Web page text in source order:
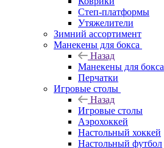
Степ-платформы
Утяжелители
Зимний ассортимент
Манекены для бокса
Назад
Манекены для бокса
Перчатки
Игровые столы
Назад
Игровые столы
Аэрохоккей
Настольный хоккей
Настольный футбол